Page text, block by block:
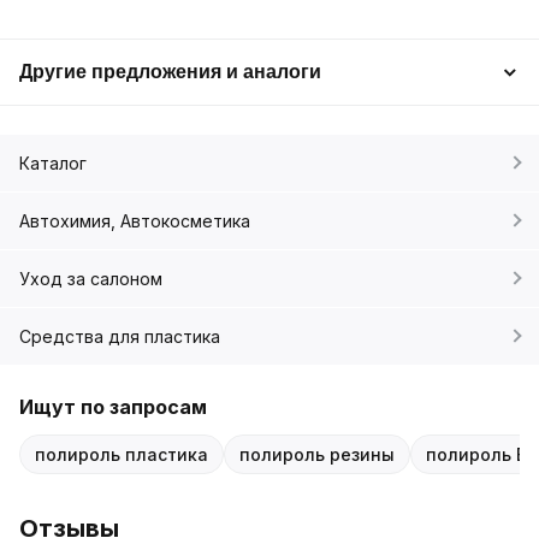
Другие предложения и аналоги
Каталог
Автохимия, Автокосметика
Уход за салоном
Средства для пластика
Ищут по запросам
полироль пластика полироль резины полироль
Отзывы